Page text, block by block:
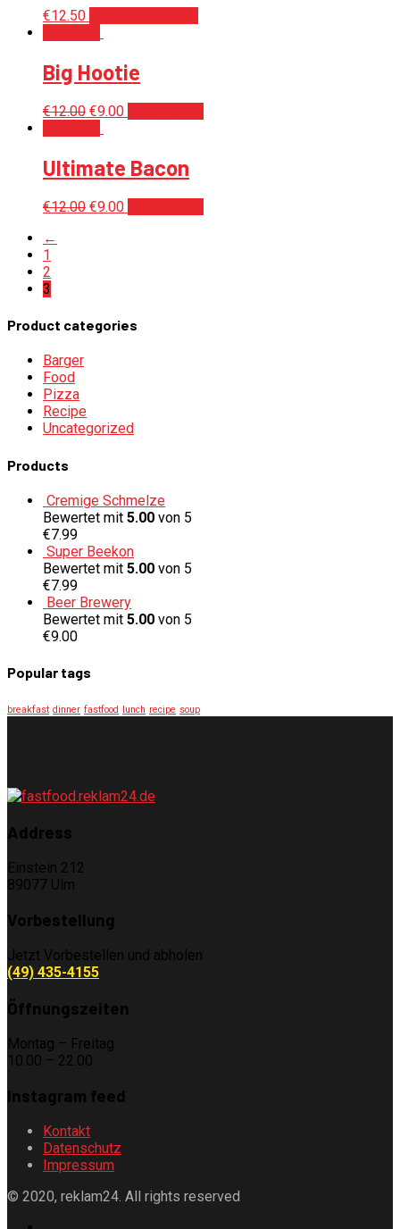
€12.50
Big Hootie
€12.00 €9.00
Ultimate Bacon
€12.00 €9.00
←
1
2
3
Product categories
Barger
Food
Pizza
Recipe
Uncategorized
Products
Cremige Schmelze
Bewertet mit 5.00 von 5
€7.99
Super Beekon
Bewertet mit 5.00 von 5
€7.99
Beer Brewery
Bewertet mit 5.00 von 5
€9.00
Popular tags
breakfast dinner fastfood lunch recipe soup
Address
Einstein 212
89077 Ulm
Vorbestellung
Jetzt Vorbestellen und abholen
(49) 435-4155
Öffnungszeiten
Montag – Freitag
10.00 – 22.00
Instagram feed
Kontakt
Datenschutz
Impressum
© 2020, reklam24. All rights reserved